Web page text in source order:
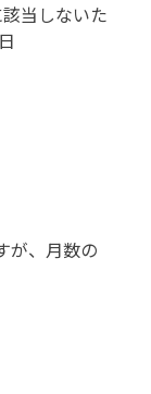
当しないた
が、月数の